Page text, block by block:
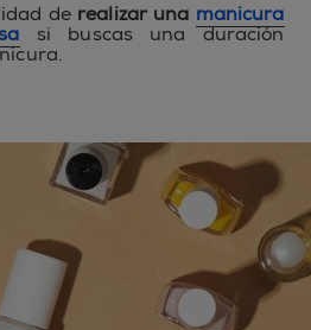
de realizar una manicura
si buscas una duración